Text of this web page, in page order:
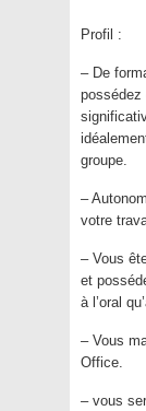
Profil :
– De
possédez
groupe.
–
votre
– Vous
et
à l’oral
– Vous
Office.
– vous